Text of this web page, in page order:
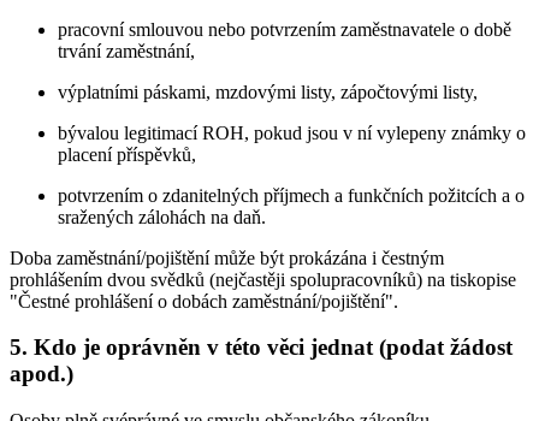
pracovní smlouvou nebo potvrzením zaměstnavatele o době
trvání zaměstnání,
výplatními páskami, mzdovými listy, zápočtovými listy,
bývalou legitimací ROH, pokud jsou v ní vylepeny známky o
placení příspěvků,
potvrzením o zdanitelných příjmech a funkčních požitcích a o
sražených zálohách na daň.
Doba zaměstnání/pojištění může být prokázána i čestným
prohlášením dvou svědků (nejčastěji spolupracovníků) na tiskopise
"Čestné prohlášení o dobách zaměstnání/pojištění".
5. Kdo je oprávněn v této věci jednat (podat žádost
apod.)